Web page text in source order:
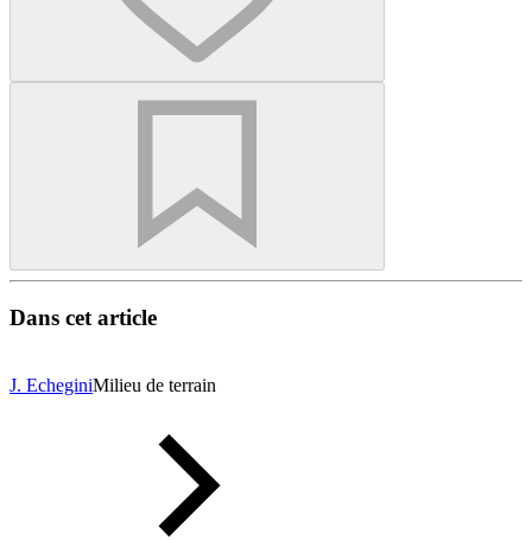
Dans cet article
J. EcheginiMilieu de terrain